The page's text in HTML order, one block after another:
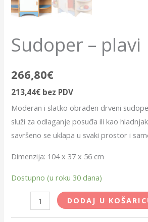
Sudoper – plavi
266,80€
213,44€ bez PDV
Moderan i slatko obrađen drveni
služi za odlaganje posuđa ili kao
savršeno se uklapa u svaki prostor i
Dimenzija: 104 x 37 x 56 cm
Dostupno (u roku 30 dana)
DODAJ U